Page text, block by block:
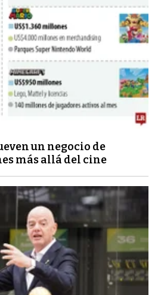
un negocio de
más allá del cine